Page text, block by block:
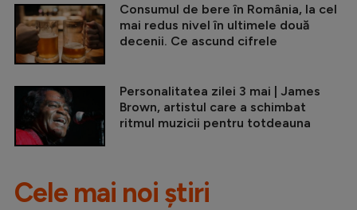
Consumul de bere în România, la cel
mai redus nivel în ultimele două
decenii. Ce ascund cifrele
Personalitatea zilei 3 mai | James
Brown, artistul care a schimbat
ritmul muzicii pentru totdeauna
Cele mai noi știri